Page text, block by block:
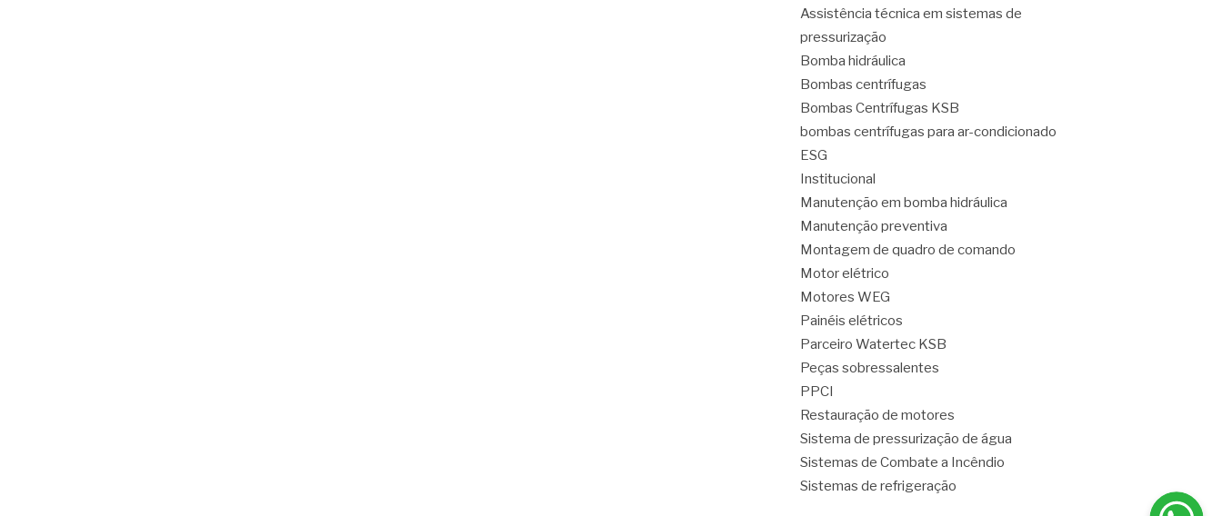
Assistência técnica em sistemas de
pressurização
Bomba hidráulica
Bombas centrífugas
Bombas Centrífugas KSB
bombas centrífugas para ar-condicionado
ESG
Institucional
Manutenção em bomba hidráulica
Manutenção preventiva
Montagem de quadro de comando
Motor elétrico
Motores WEG
Painéis elétricos
Parceiro Watertec KSB
Peças sobressalentes
PPCI
Restauração de motores
Sistema de pressurização de água
Sistemas de Combate a Incêndio
Sistemas de refrigeração